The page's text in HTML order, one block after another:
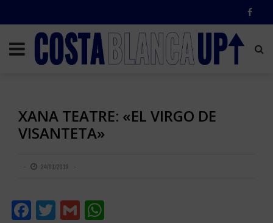
XANA TEATRE: «EL VIRGO DE
VISANTETA»
24/01/2019
Facebook
Twitter
Gmail